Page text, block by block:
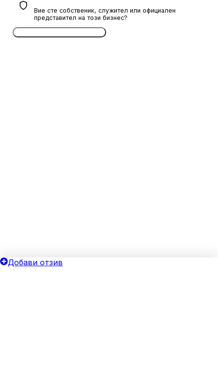
Вие сте собственик, служител или официален
представител на този бизнес?
Добави отзив